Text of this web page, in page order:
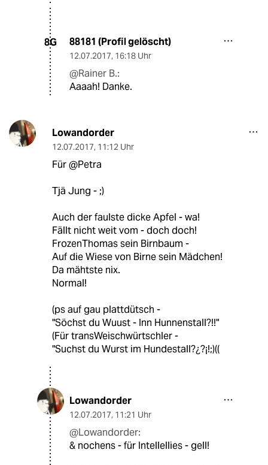
8G 88181 (Profil gelöscht)
12.07.2017, 16:18 Uhr
@Rainer B.:
Aaaah! Danke.
Lowandorder
12.07.2017, 11:12 Uhr
Für @Petra
Tjä Jung - ;)
Auch der faulste dicke Apfel - wa!
Fällt nicht weit vom - doch doch!
FrozenThomas sein Birnbaum -
Auf die Wiese von Birne sein Mädchen!
Da mähtste nix.
Normal!
(ps auf gau plattdütsch -
"Söchst du Wuust - Inn Hunnenstall?!!"
(Für transWeischwürtschler -
"Suchst du Wurst im Hundestall?¿?¡!;)((
Lowandorder
12.07.2017, 11:21 Uhr
@Lowandorder:
& nochens - für Intellellies - gell!